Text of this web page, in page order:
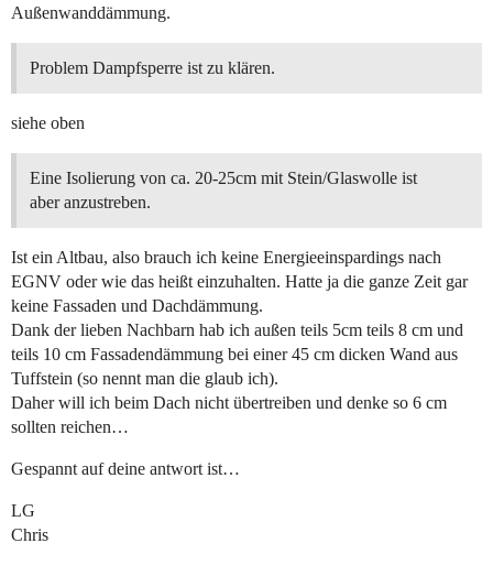
Außenwanddämmung.
Problem Dampfsperre ist zu klären.
siehe oben
Eine Isolierung von ca. 20-25cm mit Stein/Glaswolle ist
aber anzustreben.
Ist ein Altbau, also brauch ich keine Energieeinspardings nach
EGNV oder wie das heißt einzuhalten. Hatte ja die ganze Zeit gar
keine Fassaden und Dachdämmung.
Dank der lieben Nachbarn hab ich außen teils 5cm teils 8 cm und
teils 10 cm Fassadendämmung bei einer 45 cm dicken Wand aus
Tuffstein (so nennt man die glaub ich).
Daher will ich beim Dach nicht übertreiben und denke so 6 cm
sollten reichen…
Gespannt auf deine antwort ist…
LG
Chris